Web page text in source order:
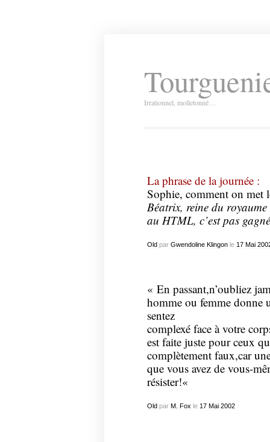
Irrationnel, molletonné…
La phrase de la journée :
Sophie, comment on met
Béatrix, reine du
au HTML, c’est pas
Oldpar Gwendoline Klingonle 17 Mai
« En passant,n’oubliez
homme ou femme donne
sentez
complexé face à votre
est faite juste pour ceux
complètement faux,car
que vous avez de vous-
résister!«
Oldpar M. Fox le 17 Mai 2002